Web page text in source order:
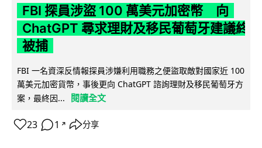
FBI 探員涉盜 100 萬美元加密幣 向
ChatGPT 尋求理財及移民葡萄牙建議終
被捕
FBI 一名資深反情報探員涉嫌利用職務之便盜取敵對國家近 100
萬美元加密貨幣，事後更向 ChatGPT 諮詢理財及移民葡萄牙方
案，最終因...
閱讀全文
23 1 ↗ 分享